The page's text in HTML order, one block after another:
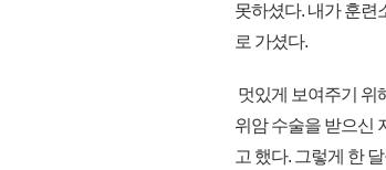
못하셨다. 내가 훈련
로 가셨다.
멋있게 보여주기 위
위암 수술을 받으신
고 했다. 그렇게 한